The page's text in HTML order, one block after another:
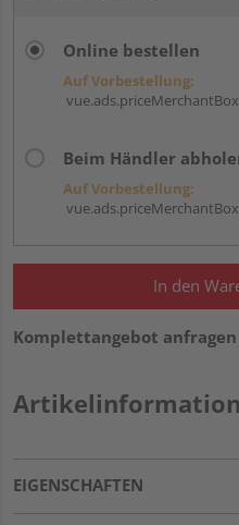
Online bestellen
Auf Vorbestellung:
Beim Händler
Auf Vorbestellung:
In den
Komplettangebot anfragen
EIGENSCHAFTEN